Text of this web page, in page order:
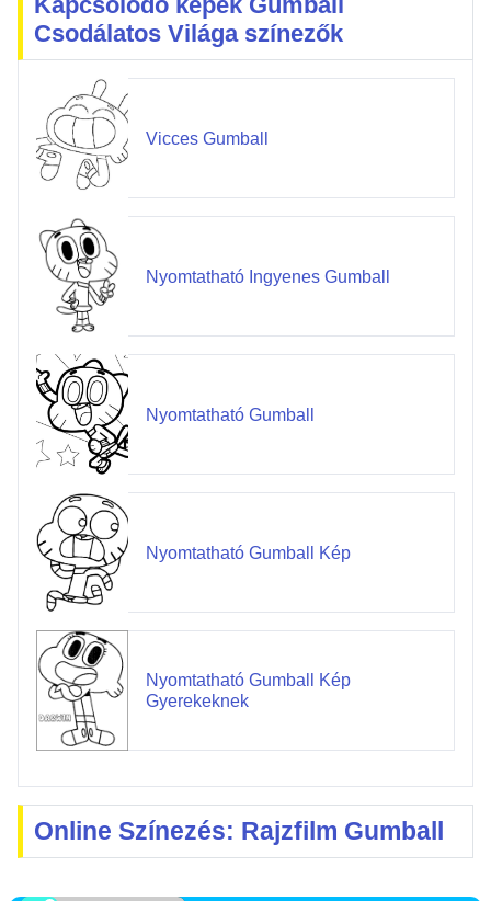
Csodálatos Világa színezők
Vicces Gumball
Nyomtatható Ingyenes Gumball
Nyomtatható Gumball
Nyomtatható Gumball Kép
Nyomtatható Gumball Kép
Gyerekeknek
Online Színezés: Rajzfilm Gumball